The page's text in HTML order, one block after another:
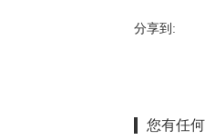
分享到:
您有任